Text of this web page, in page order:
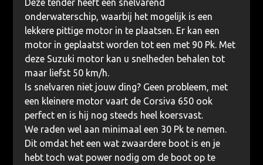
Deze tender heeft een snelvarend
onderwaterschip, waarbij het mogelijk is een
lekkere pittige motor in te plaatsen. Er kan een
motor in geplaatst worden tot een met 90 Pk. Met
deze Suzuki motor kan u snelheden behalen tot
maar liefst 50 km/h.
Is snelvaren niet jouw ding? Geen probleem, met
een kleinere motor vaart de Corsiva 650 ook
perfect en is hij nog steeds heel koersvast.
We raden wel aan minimaal een 30 Pk te nemen.
Dit omdat het een wat zwaardere boot is en je
hebt toch wat power nodig om de boot op te